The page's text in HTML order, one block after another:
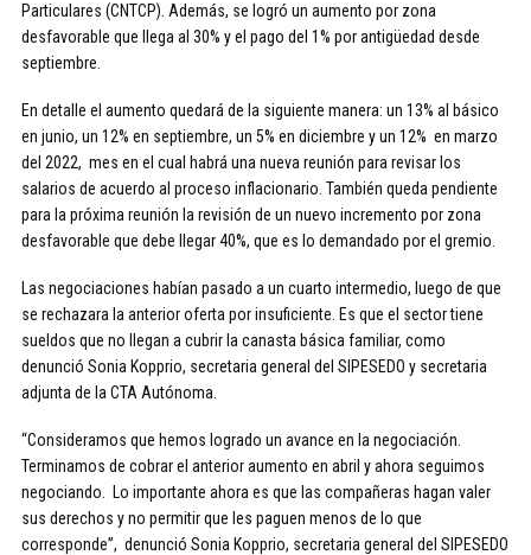
Particulares (CNTCP). Además, se logró un aumento por zona
desfavorable que llega al 30% y el pago del 1% por antigüedad desde
septiembre.
En detalle el aumento quedará de la siguiente manera: un 13% al básico
en junio, un 12% en septiembre, un 5% en diciembre y un 12% en marzo
del 2022, mes en el cual habrá una nueva reunión para revisar los
salarios de acuerdo al proceso inflacionario. También queda pendiente
para la próxima reunión la revisión de un nuevo incremento por zona
desfavorable que debe llegar 40%, que es lo demandado por el gremio.
Las negociaciones habían pasado a un cuarto intermedio, luego de que
se rechazara la anterior oferta por insuficiente. Es que el sector tiene
sueldos que no llegan a cubrir la canasta básica familiar, como
denunció Sonia Kopprio, secretaria general del SIPESEDO y secretaria
adjunta de la CTA Autónoma.
“Consideramos que hemos logrado un avance en la negociación.
Terminamos de cobrar el anterior aumento en abril y ahora seguimos
negociando. Lo importante ahora es que las compañeras hagan valer
sus derechos y no permitir que les paguen menos de lo que
corresponde”, denunció Sonia Kopprio, secretaria general del SIPESEDO